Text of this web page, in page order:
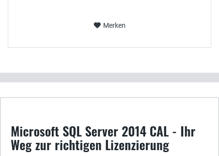
Merken
Microsoft SQL Server 2014 CAL - Ihr
Weg zur richtigen Lizenzierung